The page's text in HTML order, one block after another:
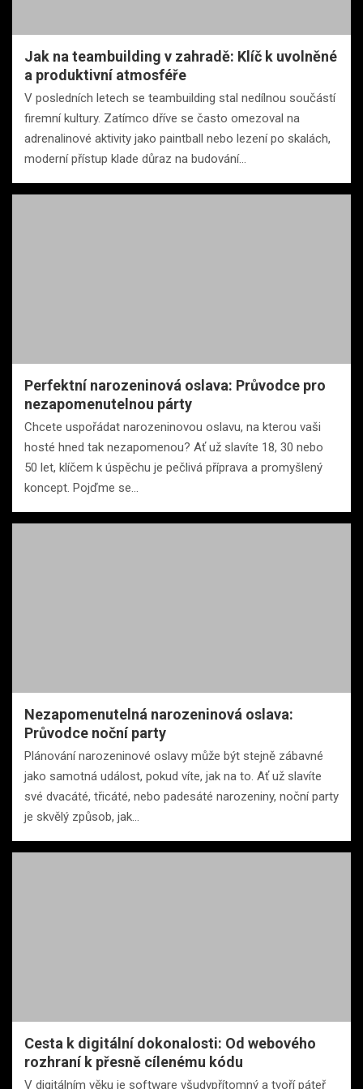
Jak na teambuilding v zahradě: Klíč k uvolněné
a produktivní atmosféře
V posledních letech se teambuilding stal nedílnou součástí
firemní kultury. Zatímco dříve se často omezoval na
adrenalinové aktivity jako paintball nebo lezení po skalách,
moderní přístup klade důraz na budování…
Perfektní narozeninová oslava: Průvodce pro
nezapomenutelnou párty
Chcete uspořádat narozeninovou oslavu, na kterou vaši
hosté hned tak nezapomenou? Ať už slavíte 18, 30 nebo
50 let, klíčem k úspěchu je pečlivá příprava a promyšlený
koncept. Pojďme se…
Nezapomenutelná narozeninová oslava:
Průvodce noční party
Plánování narozeninové oslavy může být stejně zábavné
jako samotná událost, pokud víte, jak na to. Ať už slavíte
své dvacáté, třicáté, nebo padesáté narozeniny, noční party
je skvělý způsob, jak…
Cesta k digitální dokonalosti: Od webového
rozhraní k přesně cílenému kódu
V digitálním věku je software všudypřítomný a tvoří páteř